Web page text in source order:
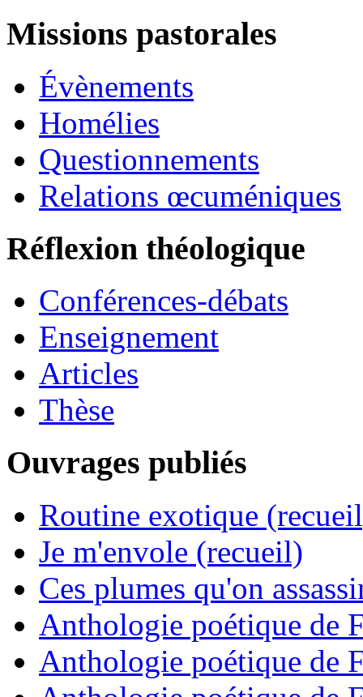
Missions pastorales
Évènements
Homélies
Questionnements
Relations œcuméniques
Réflexion théologique
Conférences-débats
Enseignement
Articles
Thèse
Ouvrages publiés
Routine exotique
Je m'envole (recueil)
Ces plumes qu'on
Anthologie poétique de
Anthologie poétique de